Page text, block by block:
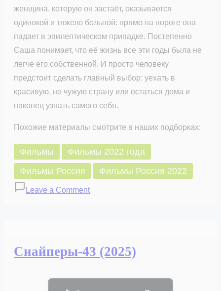
женщина, которую он застаёт, оказывается
одинокой и тяжело больной: прямо на пороге она
падает в эпилептическом припадке. Постепенно
Саша понимает, что её жизнь все эти годы была не
легче его собственной. И просто человеку
предстоит сделать главный выбор: уехать в
красивую, но чужую страну или остаться дома и
наконец узнать самого себя.
Похожие материалы смотрите в наших подборках:
Фильмы
Фильмы 2022 года
Фильмы Россия
Фильмы Россия 2022
Leave a Commenton
Снайперы-43 (2025)